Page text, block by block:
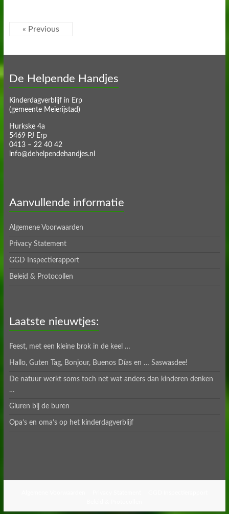
« Previous
De Helpende Handjes
Kinderdagverblijf in Erp
(gemeente Meierijstad)
Hurkske 4a
5469 PJ Erp
0413 – 22 40 42
info@dehelpendehandjes.nl
Aanvullende informatie
Algemene Voorwaarden
Privacy Statement
GGD Inspectierapport
Beleid & Protocollen
Laatste nieuwtjes:
Feest, met een kleine brok in de keel …
Hallo, Guten Tag, Bonjour, Buenos Días en … Saswasdee!
De natuur werkt soms toch net wat anders dan kinderen denken
…
Gluren bij de buren
Opa’s en oma’s op het kinderdagverblijf